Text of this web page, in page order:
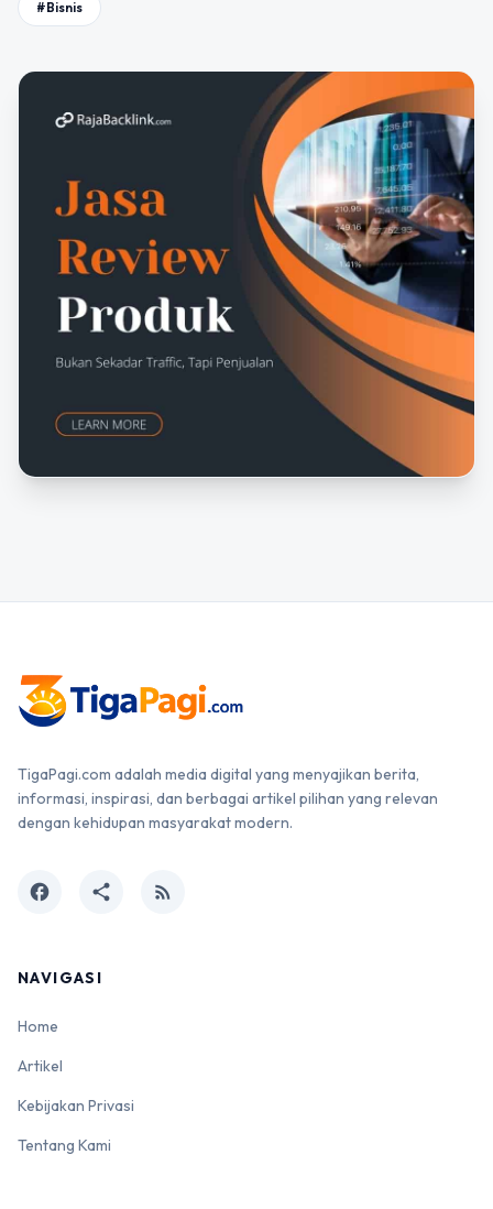
#Bisnis
TigaPagi.com adalah media digital yang menyajikan berita,
informasi, inspirasi, dan berbagai artikel pilihan yang relevan
dengan kehidupan masyarakat modern.
facebook share rss_feed
NAVIGASI
Home
Artikel
Kebijakan Privasi
Tentang Kami